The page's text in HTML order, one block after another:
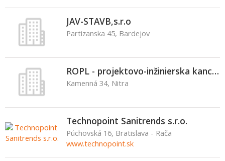
JAV-STAVB,s.r.o
Partizanska 45, Bardejov
ROPL - projektovo-inžinierska kancelária
Kamenná 34, Nitra
Technopoint Sanitrends s.r.o.
Púchovská 16, Bratislava - Rača
www.technopoint.sk